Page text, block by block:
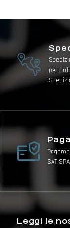
per
Leggi le